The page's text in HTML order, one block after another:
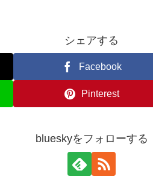
シェアする
Facebook
Pinterest
blueskyをフォローする